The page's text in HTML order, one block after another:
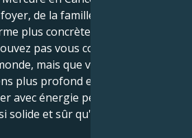
de la famille, de la
plus concrète de vérité. C'est
pas vous contenter de vous
mais que vous pouvez
plus profond et délibéré. Vous
avec énergie pendant une
solide et sûr qu'un roc la minute